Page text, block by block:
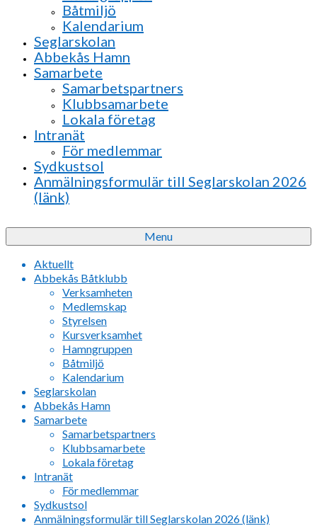
Båtmiljö
Kalendarium
Seglarskolan
Abbekås Hamn
Samarbete
Samarbetspartners
Klubbsamarbete
Lokala företag
Intranät
För medlemmar
Sydkustsol
Anmälningsformulär till Seglarskolan 2026
(länk)
Menu
Aktuellt
Abbekås Båtklubb
Verksamheten
Medlemskap
Styrelsen
Kursverksamhet
Hamngruppen
Båtmiljö
Kalendarium
Seglarskolan
Abbekås Hamn
Samarbete
Samarbetspartners
Klubbsamarbete
Lokala företag
Intranät
För medlemmar
Sydkustsol
Anmälningsformulär till Seglarskolan 2026 (länk)